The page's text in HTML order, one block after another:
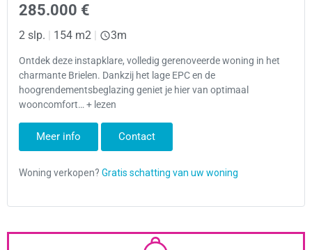
285.000 €
2 slp. | 154 m2 | 3m
Ontdek deze instapklare, volledig gerenoveerde woning in het
charmante Brielen. Dankzij het lage EPC en de
hoogrendementsbeglazing geniet je hier van optimaal
wooncomfort… + lezen
Meer info Contact